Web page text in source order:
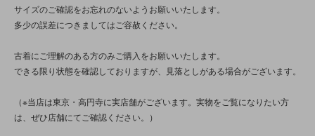
サイズのご確認をお忘れのないようお願いいたします。
多少の誤差につきましてはご容赦ください。
古着にご理解のある方のみご購入をお願いいたします。
できる限り状態を確認しておりますが、見落としがある場合がございます。
（※当店は東京・高円寺に実店舗がございます。実物をご覧になりたい方
は、ぜひ店舗にてご確認ください。）